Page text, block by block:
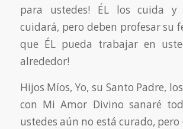
para ustedes! ÉL los cuida y
cuidará, pero deben profesar su
que ÉL pueda trabajar en
alrededor!
Hijos Míos, Yo, su Santo Padre,
con Mi Amor Divino sanaré
ustedes aún no está curado, pero